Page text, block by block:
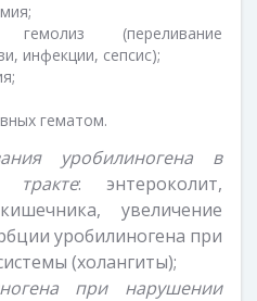
гемолиз (переливание
инфекции, сепсис);
гематом.
уробилиногена в
тракте: энтероколит,
увеличение
уробилиногена при
(холангиты);
при нарушении